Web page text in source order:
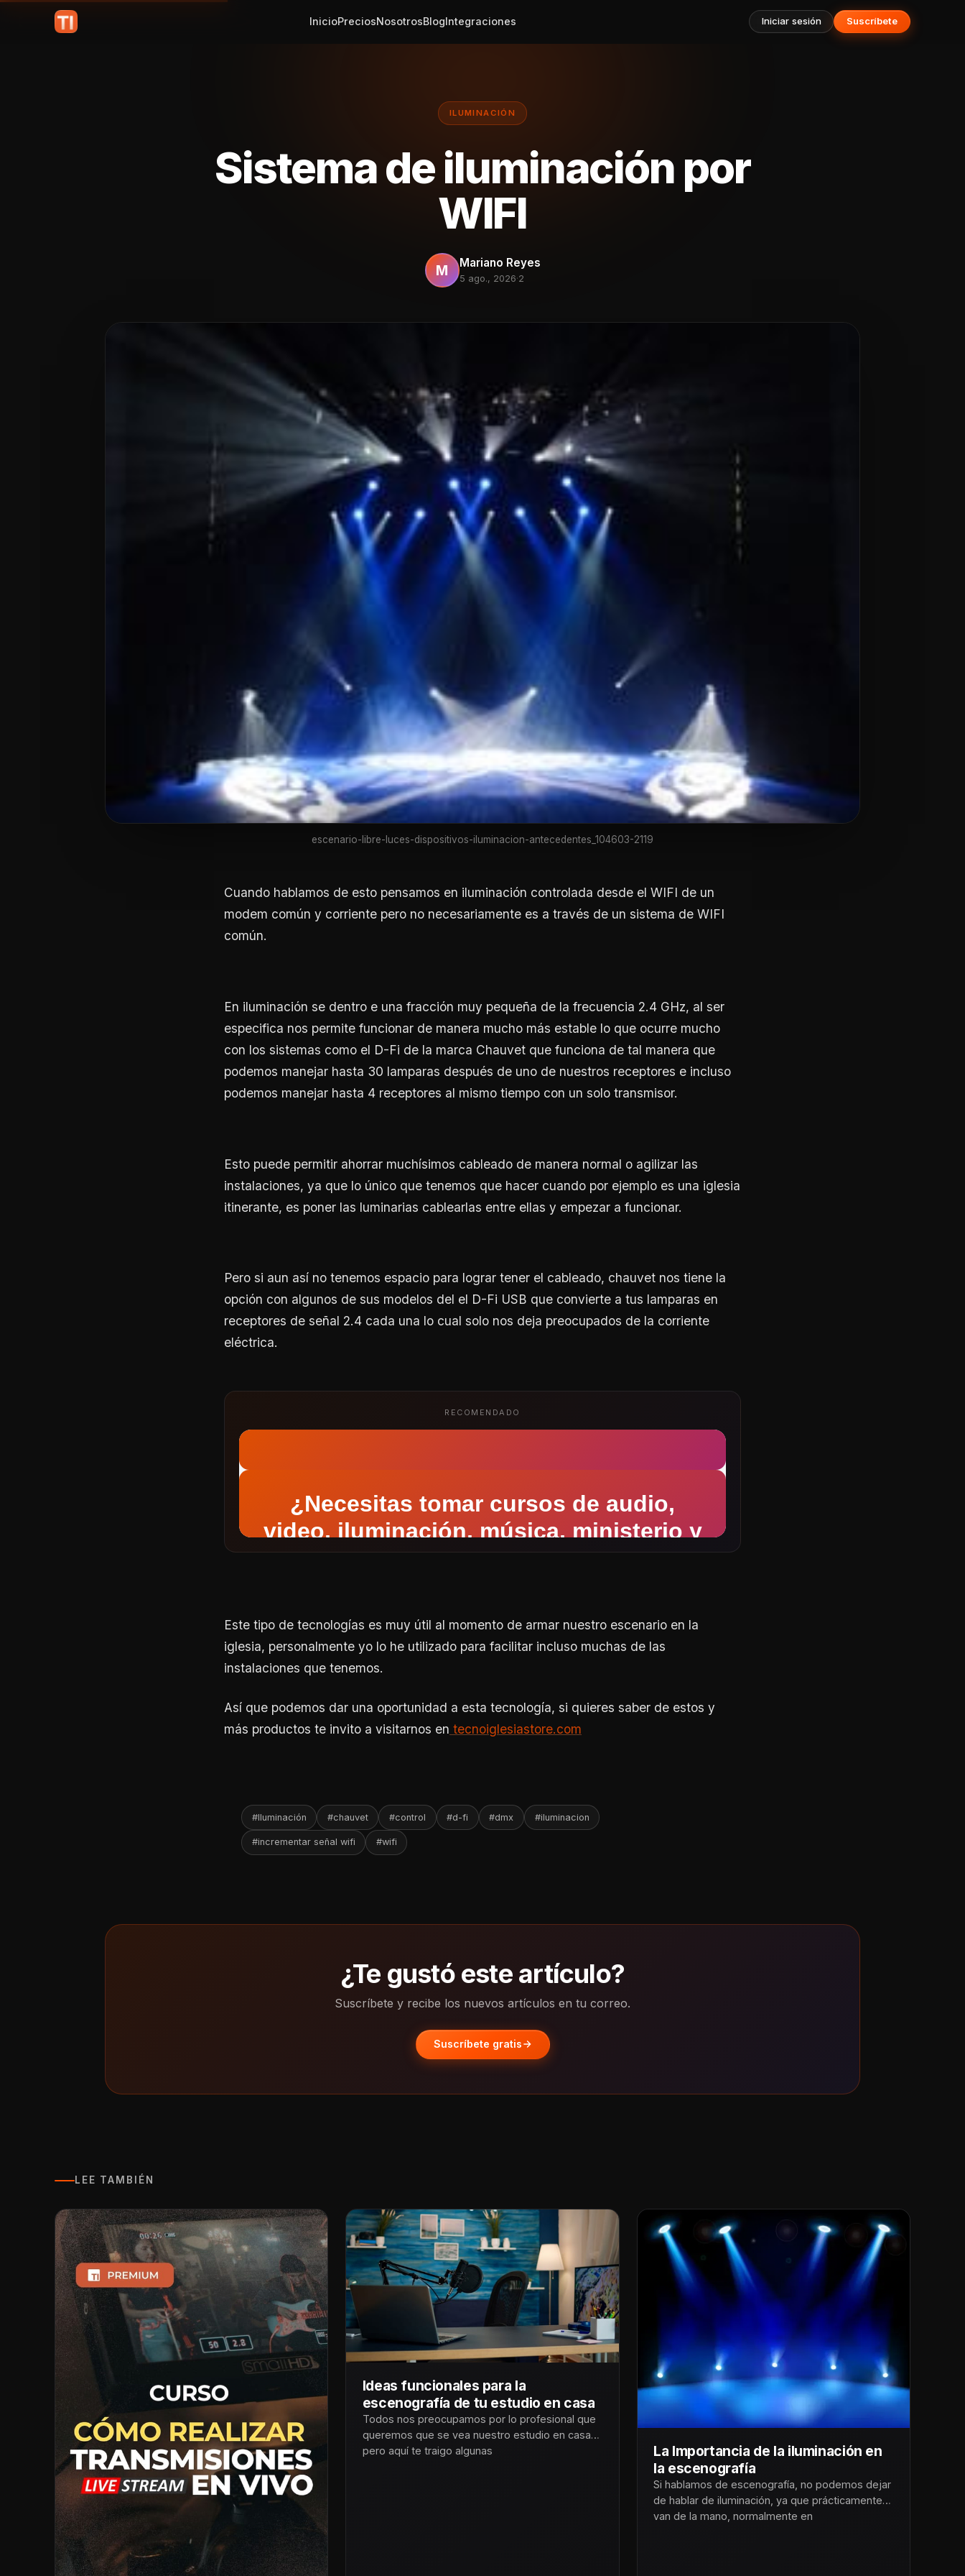
InicioPreciosNosotrosBlogIntegraciones Iniciar sesión Suscríbete
ILUMINACIÓN
Sistema de iluminación por
WIFI
M Mariano Reyes
5 ago., 2026·2
escenario-libre-luces-dispositivos-iluminacion-antecedentes_104603-2119
Cuando hablamos de esto pensamos en iluminación controlada desde el WIFI de un
modem común y corriente pero no necesariamente es a través de un sistema de WIFI
común.
En iluminación se dentro e una fracción muy pequeña de la frecuencia 2.4 GHz, al ser
especifica nos permite funcionar de manera mucho más estable lo que ocurre mucho
con los sistemas como el D-Fi de la marca Chauvet que funciona de tal manera que
podemos manejar hasta 30 lamparas después de uno de nuestros receptores e incluso
podemos manejar hasta 4 receptores al mismo tiempo con un solo transmisor.
Esto puede permitir ahorrar muchísimos cableado de manera normal o agilizar las
instalaciones, ya que lo único que tenemos que hacer cuando por ejemplo es una iglesia
itinerante, es poner las luminarias cablearlas entre ellas y empezar a funcionar.
Pero si aun así no tenemos espacio para lograr tener el cableado, chauvet nos tiene la
opción con algunos de sus modelos del el D-Fi USB que convierte a tus lamparas en
receptores de señal 2.4 cada una lo cual solo nos deja preocupados de la corriente
eléctrica.
RECOMENDADO
Este tipo de tecnologías es muy útil al momento de armar nuestro escenario en la
iglesia, personalmente yo lo he utilizado para facilitar incluso muchas de las
instalaciones que tenemos.
Así que podemos dar una oportunidad a esta tecnología, si quieres saber de estos y
más productos te invito a visitarnos en tecnoiglesiastore.com
#Iluminación #chauvet #control #d-fi #dmx #iluminacion
#incrementar señal wifi #wifi
¿Te gustó este artículo?
Suscríbete y recibe los nuevos artículos en tu correo.
Suscríbete gratis
LEE TAMBIÉN
Ideas funcionales para la
escenografía de tu estudio en casa
Todos nos preocupamos por lo profesional que
queremos que se vea nuestro estudio en casa
pero aquí te traigo algunas
La Importancia de la iluminación en
la escenografía
Si hablamos de escenografía, no podemos dejar
de hablar de iluminación, ya que prácticamente
van de la mano, normalmente en